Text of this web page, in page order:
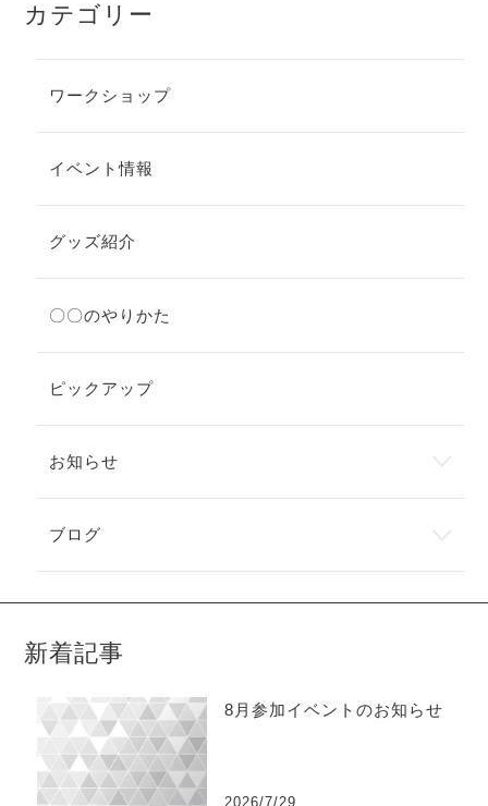
カテゴリー
ワークショップ
イベント情報
グッズ紹介
〇〇のやりかた
ピックアップ
お知らせ
ブログ
新着記事
8月参加イベントのお知らせ
2026/7/29